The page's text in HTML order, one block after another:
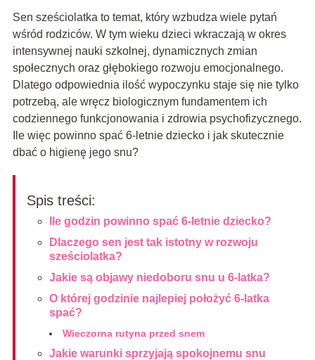
Sen sześciolatka to temat, który wzbudza wiele pytań
wśród rodziców. W tym wieku dzieci wkraczają w okres
intensywnej nauki szkolnej, dynamicznych zmian
społecznych oraz głębokiego rozwoju emocjonalnego.
Dlatego odpowiednia ilość wypoczynku staje się nie tylko
potrzebą, ale wręcz biologicznym fundamentem ich
codziennego funkcjonowania i zdrowia psychofizycznego.
Ile więc powinno spać 6-letnie dziecko i jak skutecznie
dbać o higienę jego snu?
Spis treści:
Ile godzin powinno spać 6-letnie dziecko?
Dlaczego sen jest tak istotny w rozwoju
sześciolatka?
Jakie są objawy niedoboru snu u 6-latka?
O której godzinie najlepiej położyć 6-latka
spać?
Wieczorna rutyna przed snem
Jakie warunki sprzyjają spokojnemu snu